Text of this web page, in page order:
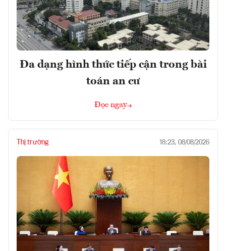
Đa dạng hình thức tiếp cận trong bài
toán an cư
Đọc ngay
Thị trường 18:23, 08/08/2026